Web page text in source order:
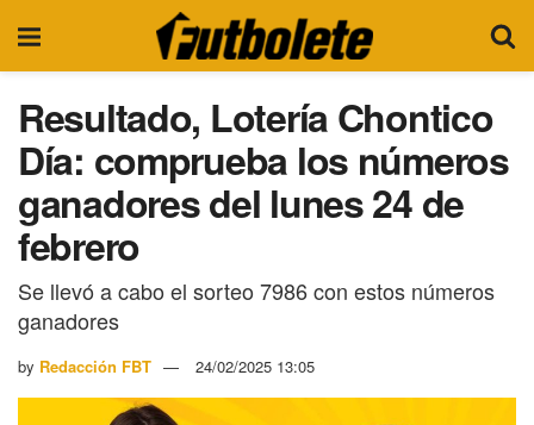
Resultado, Lotería Chontico
Día: comprueba los números
ganadores del lunes 24 de
febrero
Se llevó a cabo el sorteo 7986 con estos números
ganadores
by Redacción FBT 24/02/2025 13:05